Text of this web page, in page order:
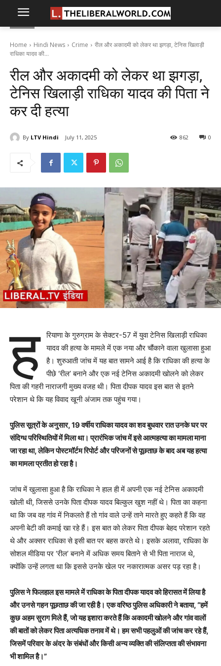
Home Hindi News Crime
रील और अकादमी को लेकर था झगड़ा, टेनिस खिलाड़ी
राधिका यादव की...
रील और अकादमी को लेकर था झगड़ा,
टेनिस खिलाड़ी राधिका यादव की पिता ने
कर दी हत्या
By LTV Hindi July 11, 2025 0
862
ह
रियाणा के गुरुग्राम के सेक्टर-57 में युवा टेनिस खिलाड़ी राधिका
यादव की हत्या के मामले में एक नया और चौंकाने वाला खुलासा हुआ
है। शुरुआती जांच में यह बात सामने आई है कि राधिका की हत्या के
पीछे ‘रील’ बनाने और एक नई टेनिस अकादमी खोलने को लेकर
पिता की गहरी नाराजगी मुख्य वजह थी। पिता दीपक यादव इस बात से इतने
परेशान थे कि यह विवाद खूनी अंजाम तक पहुंच गया।
पुलिस सूत्रों के अनुसार, 19 वर्षीय राधिका यादव का शव बुधवार रात उनके घर पर
संदिग्ध परिस्थितियों में मिला था। प्रारंभिक जांच में इसे आत्महत्या का मामला माना
जा रहा था, लेकिन पोस्टमॉर्टम रिपोर्ट और परिजनों से पूछताछ के बाद अब यह हत्या
का मामला प्रतीत हो रहा है।
जांच में खुलासा हुआ है कि राधिका ने हाल ही में अपनी एक नई टेनिस अकादमी
खोली थी, जिससे उनके पिता दीपक यादव बिल्कुल खुश नहीं थे। पिता का कहना
था कि जब वह गांव में निकलते हैं तो गांव वाले उन्हें ताने मारते हुए कहते हैं कि वह
अपनी बेटी की कमाई खा रहे हैं। इस बात को लेकर पिता दीपक बेहद परेशान रहते
थे और अक्सर राधिका से इसी बात पर बहस करते थे। इसके अलावा, राधिका के
सोशल मीडिया पर ‘रील’ बनाने में अधिक समय बिताने से भी पिता नाराज थे,
क्योंकि उन्हें लगता था कि इससे उनके खेल पर नकारात्मक असर पड़ रहा है।
पुलिस ने फिलहाल इस मामले में राधिका के पिता दीपक यादव को हिरासत में लिया है
और उनसे गहन पूछताछ की जा रही है। एक वरिष्ठ पुलिस अधिकारी ने बताया, “हमें
कुछ अहम सुराग मिले हैं, जो यह इशारा करते हैं कि अकादमी खोलने और गांव वालों
की बातों को लेकर पिता अत्यधिक तनाव में थे। हम सभी पहलुओं की जांच कर रहे हैं,
जिसमें परिवार के अंदर के संबंधों और किसी अन्य व्यक्ति की संलिप्तता की संभावना
भी शामिल है।”